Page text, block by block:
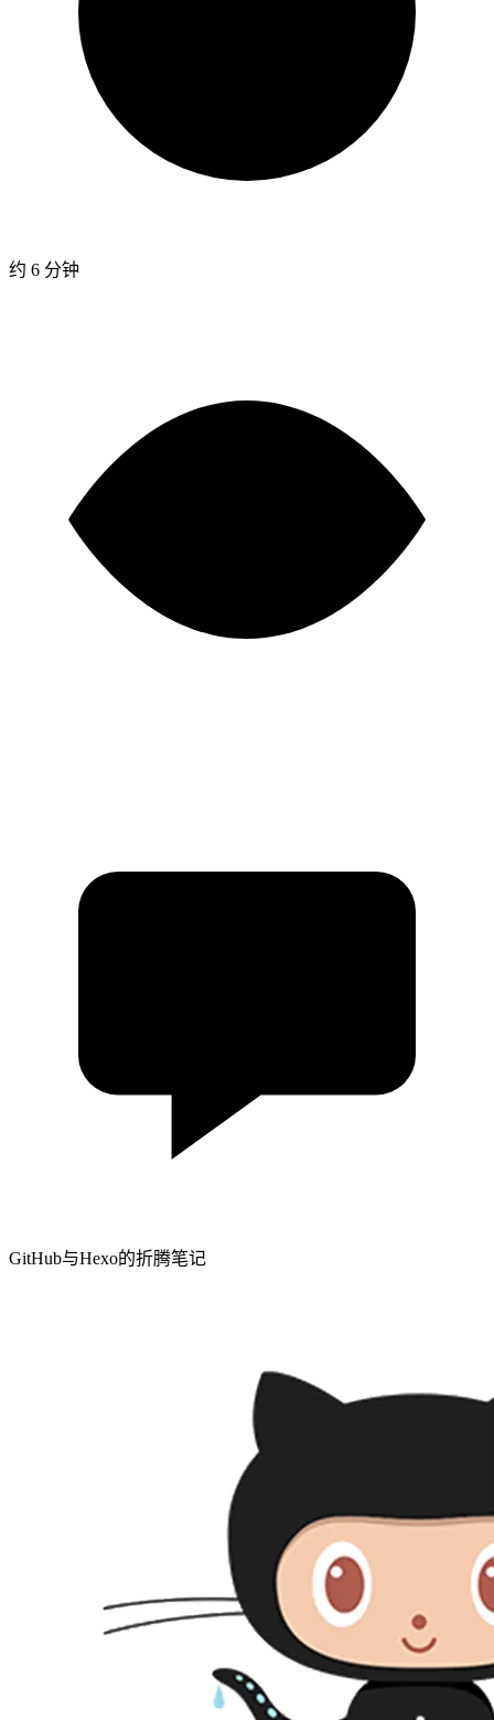
约 6 分钟
GitHub与Hexo的折腾笔记